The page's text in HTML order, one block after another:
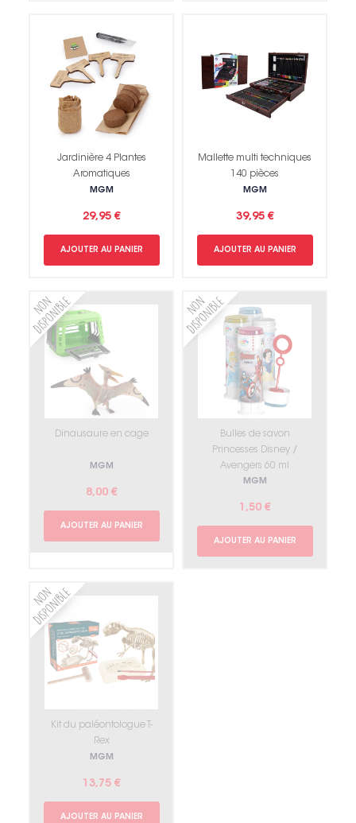
Jardinière 4 Plantes
Aromatiques
MGM
29,95 €
AJOUTER AU PANIER
Mallette multi techniques
140 pièces
MGM
39,95 €
AJOUTER AU PANIER
Dinausaure en cage
MGM
8,00 €
AJOUTER AU PANIER
Bulles de savon
Princesses Disney /
Avengers 60 ml
MGM
1,50 €
AJOUTER AU PANIER
Kit du paléontologue T-
Rex
MGM
13,75 €
AJOUTER AU PANIER